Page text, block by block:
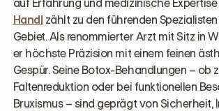
auf Erfahrung und medizinische Expertise
Handl zählt zu den führenden
Gebiet. Als renommierter Arzt mit Sitz in
er höchste Präzision mit einem feinen
Gespür. Seine Botox-Behandlungen – ob
Faltenreduktion oder bei funktionellen
Bruxismus – sind geprägt von Sicherheit,